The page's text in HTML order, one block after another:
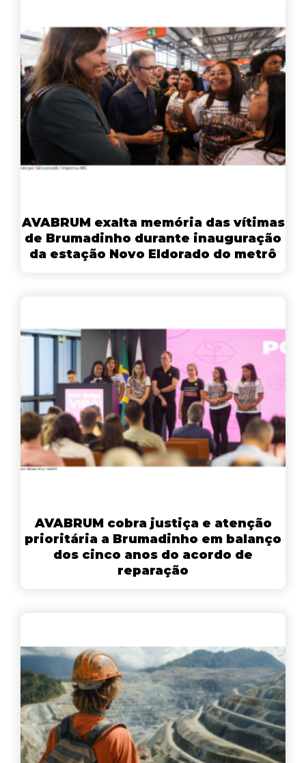
AVABRUM exalta memória das vítimas
de Brumadinho durante inauguração
da estação Novo Eldorado do metrô
AVABRUM cobra justiça e atenção
prioritária a Brumadinho em balanço
dos cinco anos do acordo de
reparação